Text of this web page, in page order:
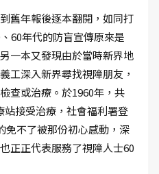
舊年報後逐本翻閱，如同打
60年代的防盲宣傳原來是
一本又發現由於當時新界地
工深入新界尋找視障朋友，
查或治療。於1960年，共
接受治療，社會福利署登
不了被那份初心感動，深
正正代表服務了視障人士60